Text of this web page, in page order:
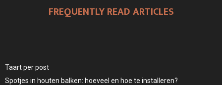
FREQUENTLY READ ARTICLES
Taart per post
Spotjes in houten balken: hoeveel en hoe te installeren?